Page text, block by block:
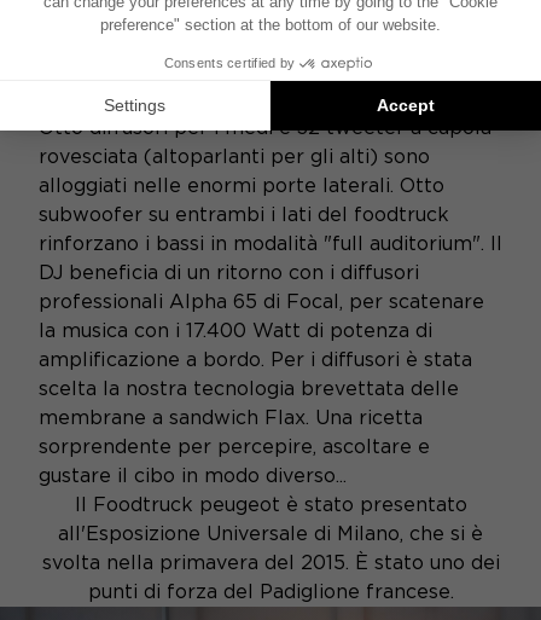
50 DIFFUSORI
Musica scatenata...
Otto diffusori per i medi e 32 tweeter a cupola
rovesciata (altoparlanti per gli alti) sono
alloggiati nelle enormi porte laterali. Otto
subwoofer su entrambi i lati del foodtruck
rinforzano i bassi in modalità "full auditorium". Il
DJ beneficia di un ritorno con i diffusori
professionali Alpha 65 di Focal, per scatenare
la musica con i 17.400 Watt di potenza di
amplificazione a bordo. Per i diffusori è stata
scelta la nostra tecnologia brevettata delle
membrane a sandwich Flax. Una ricetta
sorprendente per percepire, ascoltare e
gustare il cibo in modo diverso...
Il Foodtruck peugeot è stato presentato
all'Esposizione Universale di Milano, che si è
svolta nella primavera del 2015. È stato uno dei
punti di forza del Padiglione francese.